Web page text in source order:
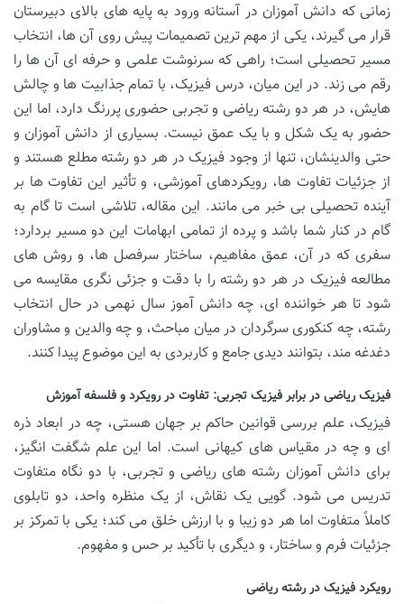
زمانی که دانش آموزان در آستانه ورود به پایه های بالای دبیرستان
قرار می گیرند، یکی از مهم ترین تصمیمات پیش روی آن ها، انتخاب
مسیر تحصیلی است؛ راهی که سرنوشت علمی و حرفه ای آن ها را
رقم می زند. در این میان، درس فیزیک، با تمام جذابیت ها و چالش
هایش، در هر دو رشته ریاضی و تجربی حضوری پررنگ دارد، اما این
حضور به یک شکل و با یک عمق نیست. بسیاری از دانش آموزان و
حتی والدینشان، تنها از وجود فیزیک در هر دو رشته مطلع هستند و
از جزئیات تفاوت ها، رویکردهای آموزشی، و تأثیر این تفاوت ها بر
آینده تحصیلی بی خبر می مانند. این مقاله، تلاشی است تا گام به
گام در کنار شما باشد و پرده از تمامی ابهامات این دو مسیر بردارد؛
سفری که در آن، عمق مفاهیم، ساختار سرفصل ها، و روش های
مطالعه فیزیک در هر دو رشته را با دقت و جزئی نگری مقایسه می
شود تا هر خواننده ای، چه دانش آموز سال نهمی در حال انتخاب
رشته، چه کنکوری سرگردان در میان مباحث، و چه والدین و مشاوران
دغدغه مند، بتوانند دیدی جامع و کاربردی به این موضوع پیدا کنند.
فیزیک ریاضی در برابر فیزیک تجربی: تفاوت در رویکرد و فلسفه آموزش
فیزیک، علم بررسی قوانین حاکم بر جهان هستی، چه در ابعاد ذره
ای و چه در مقیاس های کیهانی است. اما این علم شگفت انگیز،
برای دانش آموزان رشته های ریاضی و تجربی، با دو نگاه متفاوت
تدریس می شود. گویی یک نقاش، از یک منظره واحد، دو تابلوی
کاملاً متفاوت اما هر دو زیبا و با ارزش خلق می کند؛ یکی با تمرکز بر
جزئیات فرم و ساختار، و دیگری با تأکید بر حس و مفهوم.
رویکرد فیزیک در رشته ریاضی